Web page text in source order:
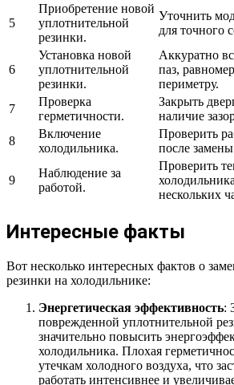
5
Приобретение новой
уплотнительной
резинки.
Уточнить
для точного
6
Установка новой
уплотнительной
резинки.
Аккуратно
паз,
периметру.
7
Проверка
герметичности.
Закрыть
наличие
8
Включение
холодильника.
Проверить
после
9
Наблюдение за
работой.
Проверить
нескольких
Интересные факты
Вот несколько интересных фактов о
резинки на холодильнике:
Энергетическая эффективность:
поврежденной уплотнительной
значительно повысить
холодильника. Плохая
утечкам холодного воздуха, что
работать интенсивнее и